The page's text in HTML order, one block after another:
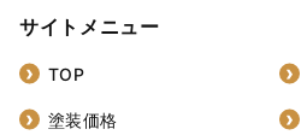
サイトメニュー
TOP
塗装価格